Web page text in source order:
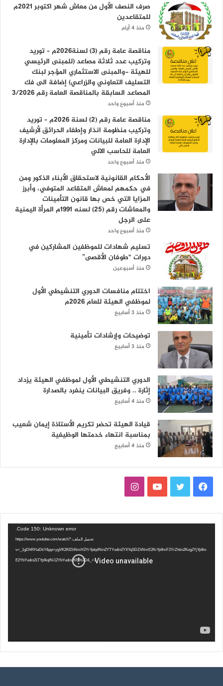
صرف النصف الأول من معاش شهر اكتوبر 2021م
للمتقاعدين
منذ 4 أيام
مناقصة عامة رقم (3) لسنة2026م – توريد
وتركيب عدد ثلاثة مصاعد (للمبنى الرئيسي
للهيئة -والمبنى الاستثماري المؤجر لبنك
التسليف التعاوني والزراعي) إضافة الى فك
المصاعد السابقة بالمناقصة العامة رقم 3/2026
منذ أسبوع واحد
مناقصة عامة رقم (2) لسنة 2026م – توريد
وتركيب منظومة انذار وإطفاء الحرائق لأرشيف
الإدارة العامة للبيانات ومركز المعلومات بالإدارة
العامة للحاسب الالي
منذ أسبوع واحد
الأحكام القانونية لاستحقاق الأبناء الذكور ومن
في حكمهم لمعاش المتقاعد المتوفي، وأبرز
المزايا التي خص بها قانون التأمينات
والمعاشات رقم (25) لسنه 1991م المرأة اليمنية
على الرجل
منذ أسبوع واحد
تسليم شهادات للموظفين المشاركين في
دورات “طوفان الأقصى”
منذ أسبوعين
اختتام منافسات الدوري التنشيطي الأول
لموظفي الهيئة للعام 2026م
منذ 3 أسابيع
توضيحات وإرشادات تأمينية
منذ 3 أسابيع
الدوري التنشيطي الأول لموظفي الهيئة يزداد
إثارة .. وفريق البيانات ينفرد بالصدارة
منذ 4 أسابيع
قيادة الهيئة تحضر تكريم الأستاذة إيمان شعيب
بمناسبة انتهاء خدمتها الوظيفية
منذ 4 أسابيع
س
ب
ي
ت
ت
ي
و
س
ت
ق
Code 150: Unknown error.
تحميل الملف: https://www.youtube.com/watch?
v=_1gDhRHaDkY&pp=ygVK2KfZhNmH2YrYptipINin2YTYudin2YXYqSDZhNmE2KrYp9mF2YrZhtin2Kog2YjYp9m
E2YbYudin2LTYp9iqINi12YbYudin2KE%3D&_=1